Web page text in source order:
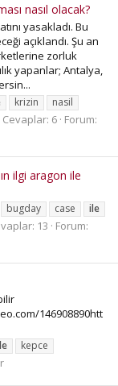
nasıl olacak?
yasakladı. Bu
açıklandı. Şu an
zorluk
yapanlar; Antalya,
krizin
nasil
Cevaplar: 6 Forum:
ilgi aragon ile
bugday case
ile
13
Forum:
146908890htt
kepce